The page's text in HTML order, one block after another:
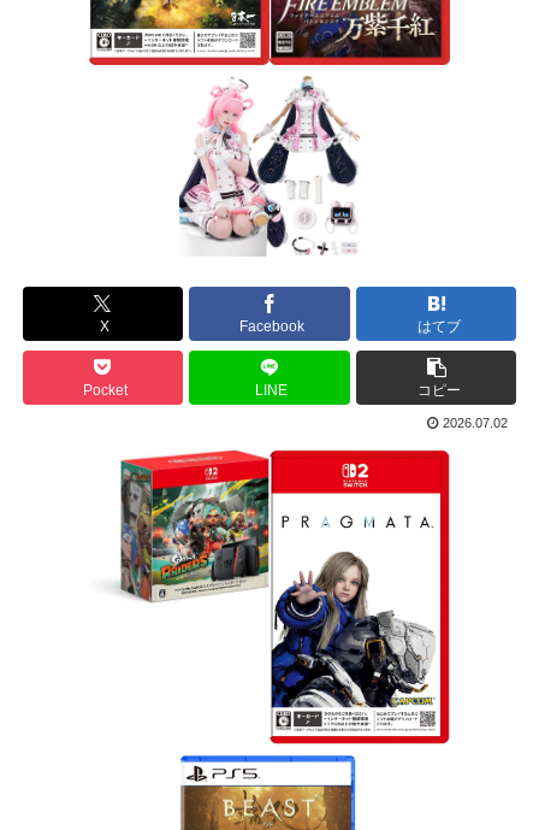
X Facebook はてブ
Pocket LINE コピー
2026.07.02